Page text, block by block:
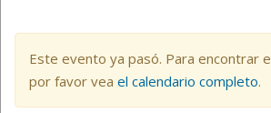
Este evento ya pasó. Para encontrar
por favor vea el calendario completo.